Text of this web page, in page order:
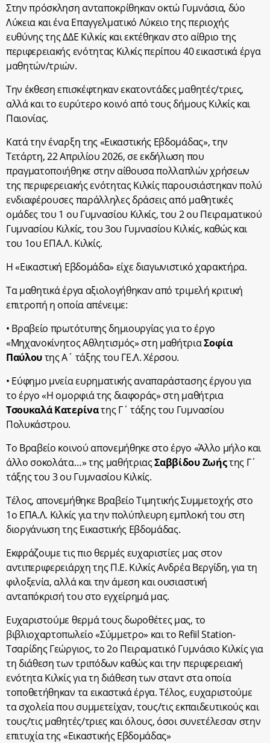
Στην πρόσκληση ανταποκρίθηκαν οκτώ Γυμνάσια, δύο
Λύκεια και ένα Επαγγελματικό Λύκειο της περιοχής
ευθύνης της ΔΔΕ Κιλκίς και εκτέθηκαν στο αίθριο της
περιφερειακής ενότητας Κιλκίς περίπου 40 εικαστικά έργα
μαθητών/τριών.
Την έκθεση επισκέφτηκαν εκατοντάδες μαθητές/τριες,
αλλά και το ευρύτερο κοινό από τους δήμους Κιλκίς και
Παιονίας.
Κατά την έναρξη της «Εικαστικής Εβδομάδας», την
Τετάρτη, 22 Απριλίου 2026, σε εκδήλωση που
πραγματοποιήθηκε στην αίθουσα πολλαπλών χρήσεων
της περιφερειακής ενότητας Κιλκίς παρουσιάστηκαν πολύ
ενδιαφέρουσες παράλληλες δράσεις από μαθητικές
ομάδες του 1 ου Γυμνασίου Κιλκίς, του 2 ου Πειραματικού
Γυμνασίου Κιλκίς, του 3ου Γυμνασίου Κιλκίς, καθώς και
του 1ου ΕΠΑ.Λ. Κιλκίς.
Η «Εικαστική Εβδομάδα» είχε διαγωνιστικό χαρακτήρα.
Τα μαθητικά έργα αξιολογήθηκαν από τριμελή κριτική
επιτροπή η οποία απένειμε:
• Βραβείο πρωτότυπης δημιουργίας για το έργο
«Μηχανοκίνητος Αθλητισμός» στη μαθήτριαΣοφία
Παύλουτης Α΄ τάξης του ΓΕ.Λ. Χέρσου.
• Εύφημο μνεία ευρηματικής αναπαράστασης έργου για
το έργο «Η ομορφιά της διαφοράς» στη μαθήτρια
Τσουκαλά Κατερίνατης Γ΄ τάξης του Γυμνασίου
Πολυκάστρου.
Το Βραβείο κοινού απονεμήθηκε στο έργο «Άλλο μήλο και
άλλο σοκολάτα…» της μαθήτριαςΣαββίδου Ζωήςτης Γ΄
τάξης του 3 ου Γυμνασίου Κιλκίς.
Τέλος, απονεμήθηκε Βραβείο Τιμητικής Συμμετοχής στο
1ο ΕΠΑ.Λ. Κιλκίς για την πολύπλευρη εμπλοκή του στη
διοργάνωση της Εικαστικής Εβδομάδας.
Εκφράζουμε τις πιο θερμές ευχαριστίες μας στον
αντιπεριφερειάρχη της Π.Ε. Κιλκίς Ανδρέα Βεργίδη, για τη
φιλοξενία, αλλά και την άμεση και ουσιαστική
ανταπόκρισή του στο εγχείρημά μας.
Ευχαριστούμε θερμά τους δωροθέτες μας, το
βιβλιοχαρτοπωλείο «Σύμμετρο» και το Refiil Station-
Τσαρίδης Γεώργιος, το 2ο Πειραματικό Γυμνάσιο Κιλκίς για
τη διάθεση των τριπόδων καθώς και την περιφερειακή
ενότητα Κιλκίς για τη διάθεση των σταντ στα οποία
τοποθετήθηκαν τα εικαστικά έργα. Τέλος, ευχαριστούμε
τα σχολεία που συμμετείχαν, τους/τις εκπαιδευτικούς και
τους/τις μαθητές/τριες και όλους, όσοι συνετέλεσαν στην
επιτυχία της «Εικαστικής Εβδομάδας»